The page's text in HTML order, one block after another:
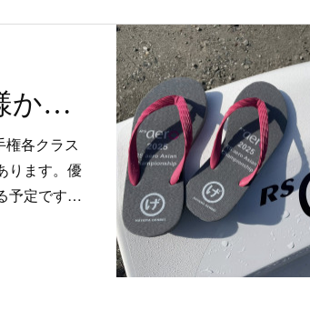
有限会社ゲンベイ商店様からのビーチサンダル賞品・購買品のご案内
各クラス
ります。優
予定です…